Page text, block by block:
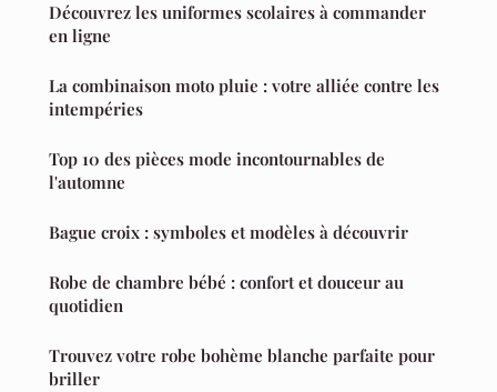
Découvrez les uniformes scolaires à commander
en ligne
La combinaison moto pluie : votre alliée contre les
intempéries
Top 10 des pièces mode incontournables de
l'automne
Bague croix : symboles et modèles à découvrir
Robe de chambre bébé : confort et douceur au
quotidien
Trouvez votre robe bohème blanche parfaite pour
briller